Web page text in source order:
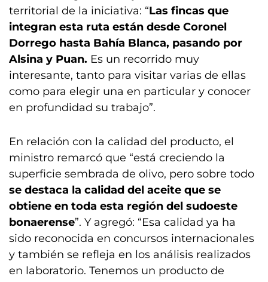
territorial de la iniciativa: “Las fincas que
integran esta ruta están desde Coronel
Dorrego hasta Bahía Blanca, pasando por
Alsina y Puan. Es un recorrido muy
interesante, tanto para visitar varias de ellas
como para elegir una en particular y conocer
en profundidad su trabajo”.
En relación con la calidad del producto, el
ministro remarcó que “está creciendo la
superficie sembrada de olivo, pero sobre todo
se destaca la calidad del aceite que se
obtiene en toda esta región del sudoeste
bonaerense”. Y agregó: “Esa calidad ya ha
sido reconocida en concursos internacionales
y también se refleja en los análisis realizados
en laboratorio. Tenemos un producto de